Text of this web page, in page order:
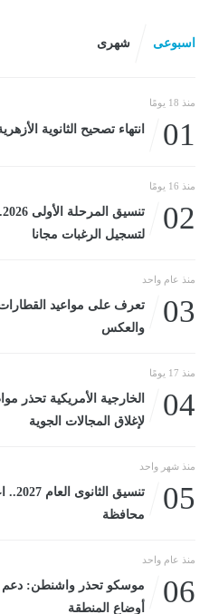
اسبوعى شهرى
منذ 18 يومًا
01 انتهاء تصحيح الثانوية
منذ 16 يومًا
02
لتسجيل الرغبات مجانا
منذ عام واحد
03
تعرف على مواعيد
والعكس
منذ 17 يومًا
04
الخارجية الأمريكية تحذر
لإغلاق المجالات الجوية
منذ شهر واحد
05
محافظة
منذ عام واحد
06
موسكو تحذر واشنطن: دعم
أوضاع المنطقة